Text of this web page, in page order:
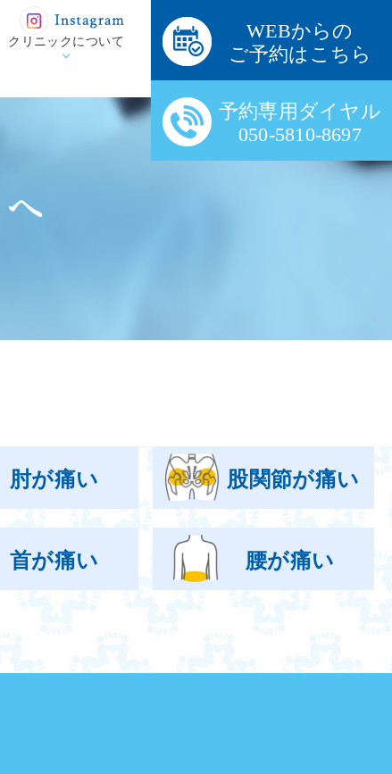
クリニックについて
WEBからの
ご予約はこちら
予約専用ダイヤル
050-5810-8697
肘が痛い 股関節が痛い
首が痛い 腰が痛い